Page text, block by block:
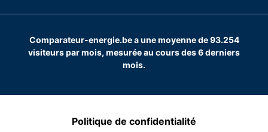
Comparateur-energie.be a une moyenne de 93.254
visiteurs par mois, mesurée au cours des 6 derniers
mois.
Politique de confidentialité